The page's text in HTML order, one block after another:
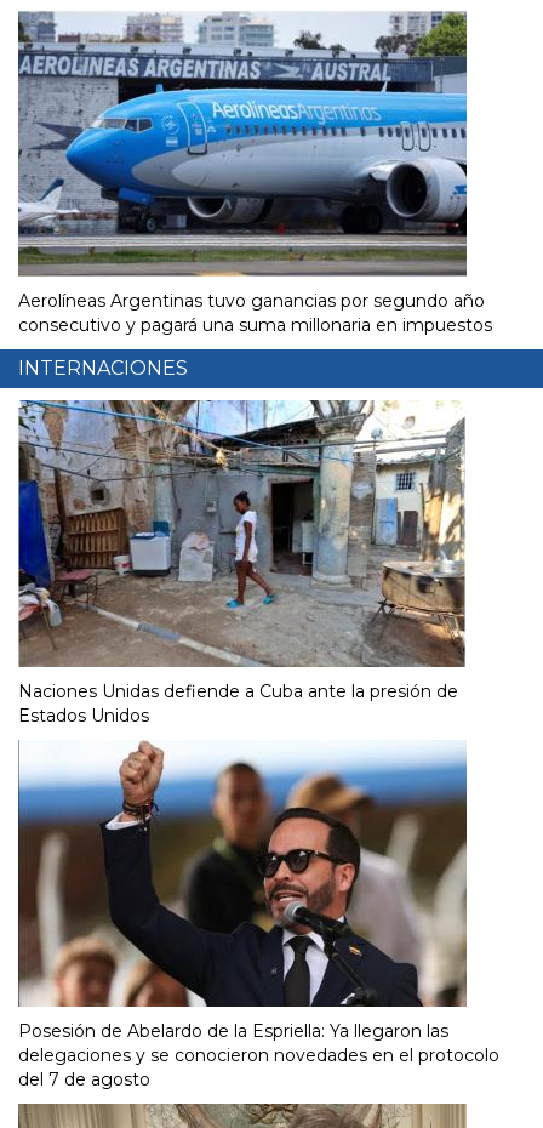
Aerolíneas Argentinas tuvo ganancias por segundo año
consecutivo y pagará una suma millonaria en impuestos
INTERNACIONES
Naciones Unidas defiende a Cuba ante la presión de
Estados Unidos
Posesión de Abelardo de la Espriella: Ya llegaron las
delegaciones y se conocieron novedades en el protocolo
del 7 de agosto